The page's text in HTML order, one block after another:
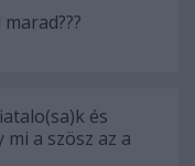
és
mi a szösz az a